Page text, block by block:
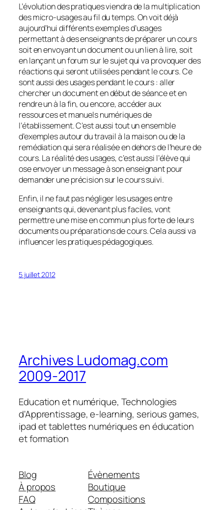
L’évolution des pratiques viendra de la multiplication
des micro-usages au fil du temps. On voit déjà
aujourd’hui différents exemples d’usages
permettant à des enseignants de préparer un cours
soit en envoyant un document ou un lien à lire, soit
en lançant un forum sur le sujet qui va provoquer des
réactions qui seront utilisées pendant le cours. Ce
sont aussi des usages pendant le cours : aller
chercher un document en début de séance et en
rendre un à la fin, ou encore, accéder aux
ressources et manuels numériques de
l’établissement. C’est aussi tout un ensemble
d’exemples autour du travail à la maison ou de la
remédiation qui sera réalisée en dehors de l’heure de
cours. La réalité des usages, c’est aussi l’élève qui
ose envoyer un message à son enseignant pour
demander une précision sur le cours suivi.
Enfin, il ne faut pas négliger les usages entre
enseignants qui, devenant plus faciles, vont
permettre une mise en commun plus forte de leurs
documents ou préparations de cours. Cela aussi va
influencer les pratiques pédagogiques.
5 juillet 2012
Archives Ludomag.com
2009-2017
Education et numérique, Technologies
d'Apprentissage, e-learning, serious games,
ipad et tablettes numériques en éducation
et formation
Blog
À propos
FAQ
Évènements
Boutique
Compositions